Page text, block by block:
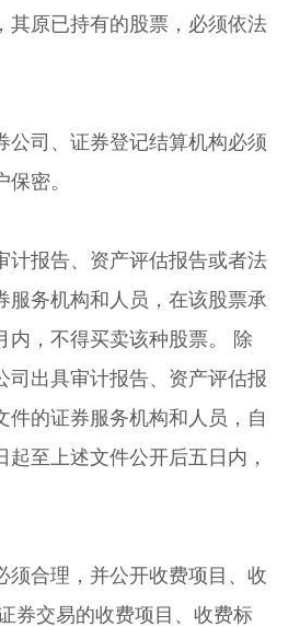
其原已持有的股票，必须依法
公司、证券登记结算机构必须
密。
计报告、资产评估报告或者法
服务机构和人员，在该股票承
内，不得买卖该种股票。 除
司出具审计报告、资产评估报
件的证券服务机构和人员，自
至上述文件公开后五日内，
须合理，并公开收费项目、收
券交易的收费项目、收费标